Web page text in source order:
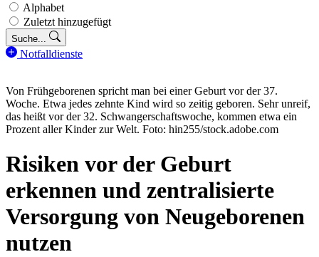
Alphabet
Zuletzt hinzugefügt
Suche...
Notfalldienste
Von Frühgeborenen spricht man bei einer Geburt vor der 37.
Woche. Etwa jedes zehnte Kind wird so zeitig geboren. Sehr unreif,
das heißt vor der 32. Schwangerschaftswoche, kommen etwa ein
Prozent aller Kinder zur Welt. Foto: hin255/stock.adobe.com
Risiken vor der Geburt
erkennen und zentralisierte
Versorgung von Neugeborenen
nutzen